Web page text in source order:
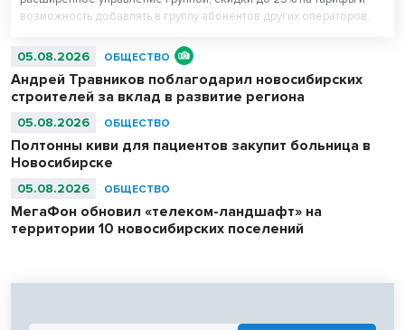
возможность добавлять в группу абонентов других операторов.
05.08.2026 ОБЩЕСТВО
Андрей Травников поблагодарил новосибирских
строителей за вклад в развитие региона
05.08.2026 ОБЩЕСТВО
Полтонны киви для пациентов закупит больница в
Новосибирске
05.08.2026 ОБЩЕСТВО
МегаФон обновил «телеком-ландшафт» на
территории 10 новосибирских поселений